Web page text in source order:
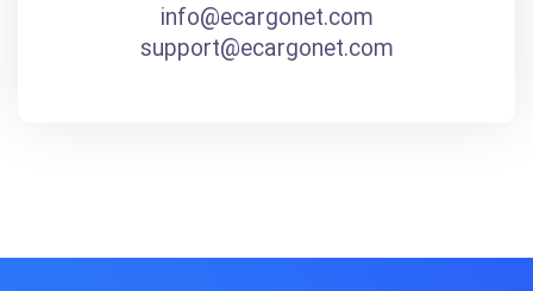
info@ecargonet.com
support@ecargonet.com